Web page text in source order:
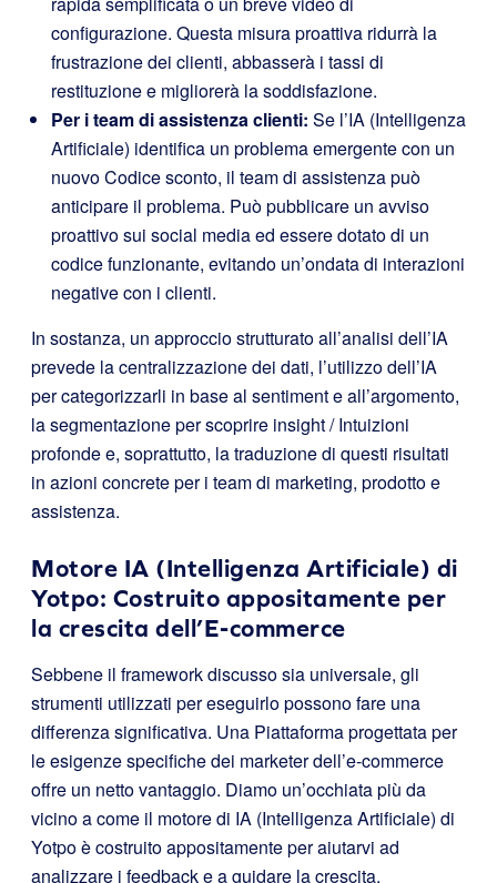
configurazione. Questa misura proattiva ridurrà la
frustrazione dei clienti, abbasserà i tassi di
restituzione e migliorerà la soddisfazione.
Per i team di assistenza clienti: Se l’IA (Intelligenza
Artificiale) identifica un problema emergente con un
nuovo Codice sconto, il team di assistenza può
anticipare il problema. Può pubblicare un avviso
proattivo sui social media ed essere dotato di un
codice funzionante, evitando un’ondata di interazioni
negative con i clienti.
In sostanza, un approccio strutturato all’analisi dell’IA
prevede la centralizzazione dei dati, l’utilizzo dell’IA
per categorizzarli in base al sentiment e all’argomento,
la segmentazione per scoprire insight / Intuizioni
profonde e, soprattutto, la traduzione di questi risultati
in azioni concrete per i team di marketing, prodotto e
assistenza.
Motore IA (Intelligenza Artificiale) di
Yotpo: Costruito appositamente per
la crescita dell’E-commerce
Sebbene il framework discusso sia universale, gli
strumenti utilizzati per eseguirlo possono fare una
differenza significativa. Una Piattaforma progettata per
le esigenze specifiche dei marketer dell’e-commerce
offre un netto vantaggio. Diamo un’occhiata più da
vicino a come il motore di IA (Intelligenza Artificiale) di
Yotpo è costruito appositamente per aiutarvi ad
analizzare i feedback e a guidare la crescita.